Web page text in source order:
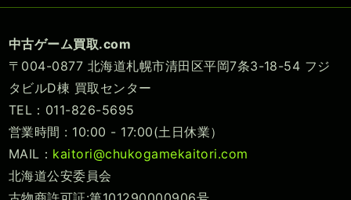
中古ゲーム買取.com
〒004-0877 北海道札幌市清田区平岡7条3-18-54 フジ
タビルD棟 買取センター
TEL：011-826-5695
営業時間 : 10:00 - 17:00(土日休業）
MAIL： kaitori@chukogamekaitori.com
北海道公安委員会